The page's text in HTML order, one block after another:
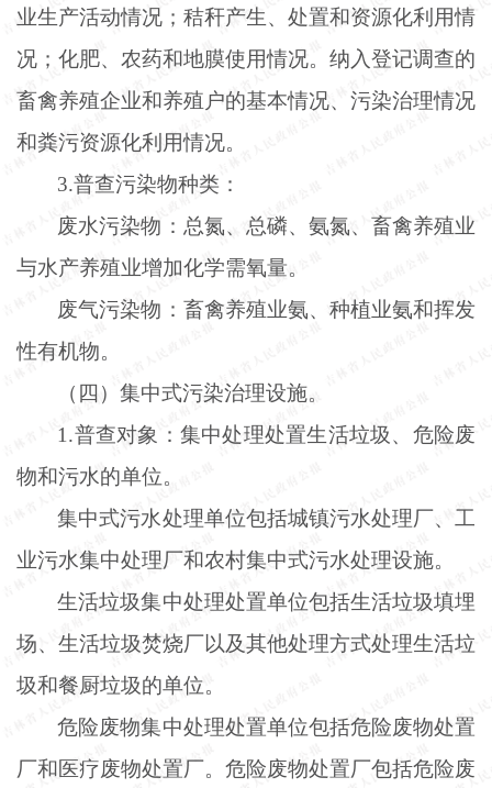
业生产活动情况；秸秆产生、处置和资源化利用情
况；化肥、农药和地膜使用情况。纳入登记调查的
畜禽养殖企业和养殖户的基本情况、污染治理情况
和粪污资源化利用情况。
3.普查污染物种类：
废水污染物：总氮、总磷、氨氮、畜禽养殖业
与水产养殖业增加化学需氧量。
废气污染物：畜禽养殖业氨、种植业氨和挥发
性有机物。
（四）集中式污染治理设施。
1.普查对象：集中处理处置生活垃圾、危险废
物和污水的单位。
集中式污水处理单位包括城镇污水处理厂、工
业污水集中处理厂和农村集中式污水处理设施。
生活垃圾集中处理处置单位包括生活垃圾填埋
场、生活垃圾焚烧厂以及其他处理方式处理生活垃
圾和餐厨垃圾的单位。
危险废物集中处理处置单位包括危险废物处置
厂和医疗废物处置厂。危险废物处置厂包括危险废